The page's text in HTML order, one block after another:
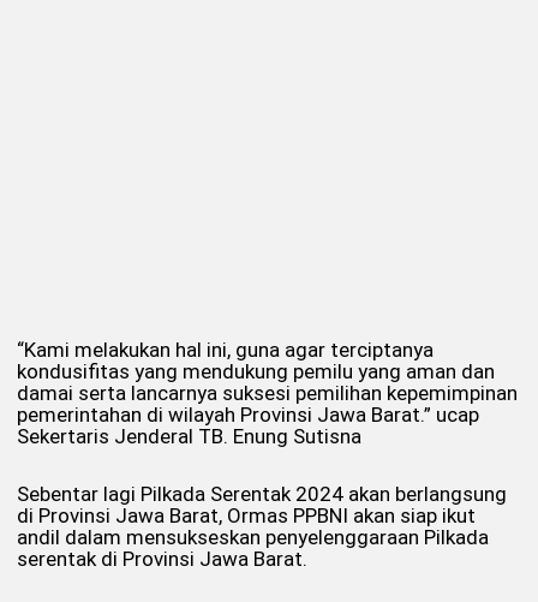
“Kami melakukan hal ini, guna agar terciptanya
kondusifitas yang mendukung pemilu yang aman dan
damai serta lancarnya suksesi pemilihan kepemimpinan
pemerintahan di wilayah Provinsi Jawa Barat.” ucap
Sekertaris Jenderal TB. Enung Sutisna
Sebentar lagi Pilkada Serentak 2024 akan berlangsung
di Provinsi Jawa Barat, Ormas PPBNI akan siap ikut
andil dalam mensukseskan penyelenggaraan Pilkada
serentak di Provinsi Jawa Barat.